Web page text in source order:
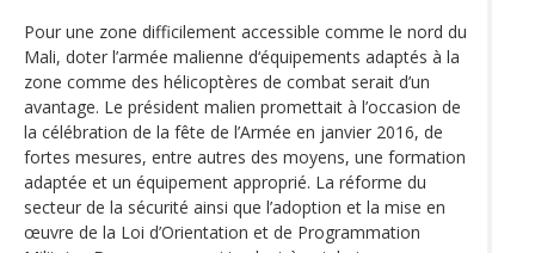
Pour une zone difficilement accessible comme le nord du
Mali, doter l’armée malienne d‘équipements adaptés à la
zone comme des hélicoptères de combat serait d’un
avantage. Le président malien promettait à l’occasion de
la célébration de la fête de l’Armée en janvier 2016, de
fortes mesures, entre autres des moyens, une formation
adaptée et un équipement approprié. La réforme du
secteur de la sécurité ainsi que l’adoption et la mise en
œuvre de la Loi d’Orientation et de Programmation